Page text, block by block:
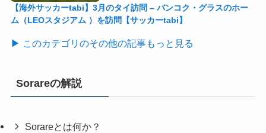
【海外サッカーtabi】3月のタイ訪問 – バンコク・グラスのホー
ム（LEOスタジアム ）を訪問【サッカーtabi】
▶ このカテゴリのその他の記事もっと見る
Sorareの解説
Sorareとは何か？